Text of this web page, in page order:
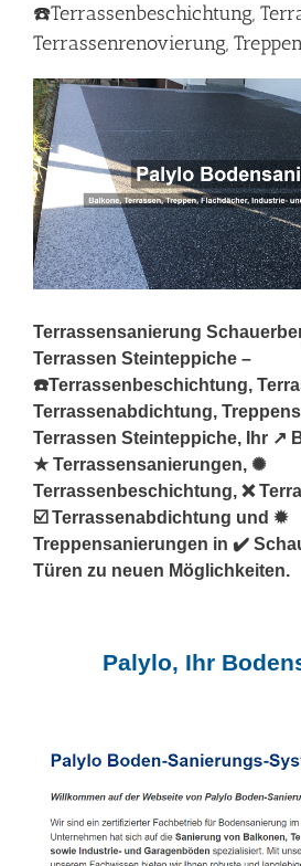
☎️Terrassenbeschichtung,
Terrassenrenovierung,
Terrassensanierung
Terrassen Steinteppiche –
☎️Terrassenbeschichtung,
Terrassenabdichtung,
Terrassen Steinteppiche, Ihr ↗️
★ Terrassensanierungen, ✺
Terrassenbeschichtung, ❌
☑️ Terrassenabdichtung und ✹
Treppensanierungen in ✔️
Türen zu neuen Möglichkeiten.
Palylo, Ihr